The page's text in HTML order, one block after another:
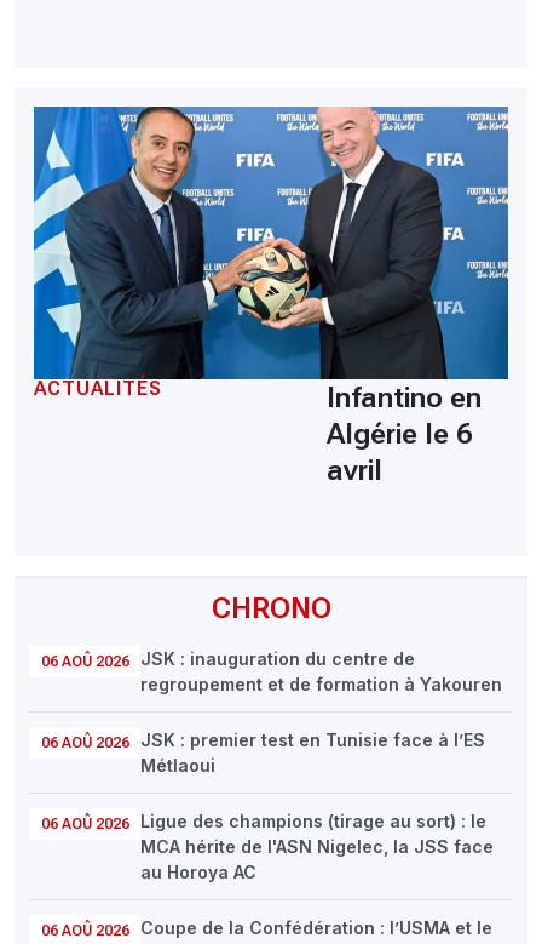
CHRONO
06 AOÛ 2026
JSK : inauguration du centre de
regroupement et de formation à Yakouren
06 AOÛ 2026
JSK : premier test en Tunisie face à l’ES
Métlaoui
06 AOÛ 2026
Ligue des champions (tirage au sort) : le
MCA hérite de l'ASN Nigelec, la JSS face
au Horoya AC
06 AOÛ 2026
Coupe de la Confédération : l’USMA et le
ACTUALITÉS
Infantino en
Algérie le 6
avril